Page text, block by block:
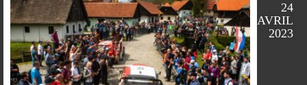
24
AVRIL
2023